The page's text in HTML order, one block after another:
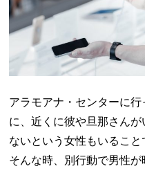
アラモアナ・センターに
に、近くに彼や旦那さん
ないという女性もいること
そんな時、別行動で男性